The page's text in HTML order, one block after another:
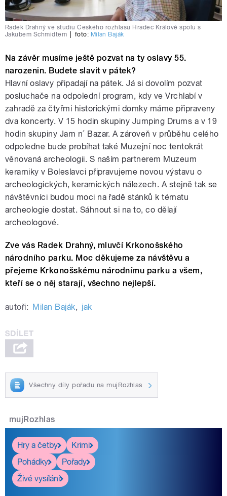
Radek Drahný ve studiu Českého rozhlasu Hradec Králové spolu s
Jakubem Schmidtem
foto: Milan Baják
Na závěr musíme ještě pozvat na ty oslavy 55.
narozenin. Budete slavit v pátek?
Hlavní oslavy připadají na pátek. Já si dovolím pozvat
posluchače na odpolední program, kdy ve Vrchlabí v
zahradě za čtyřmi historickými domky máme připraveny
dva koncerty. V 15 hodin skupiny Jumping Drums a v 19
hodin skupiny Jam n´ Bazar. A zároveň v průběhu celého
odpoledne bude probíhat také Muzejní noc tentokrát
věnovaná archeologii. S naším partnerem Muzeum
keramiky v Boleslavci připravujeme novou výstavu o
archeologických, keramických nálezech. A stejně tak se
návštěvníci budou moci na řadě stánků k tématu
archeologie dostat. Sáhnout si na to, co dělají
archeologové.
Zve vás Radek Drahný, mluvčí Krkonošského
národního parku. Moc děkujeme za návštěvu a
přejeme Krkonošskému národnímu parku a všem,
kteří se o něj starají, všechno nejlepší.
autoři: Milan Baják, jak
Všechny díly pořadu na mujRozhlas
mujRozhlas
Hry a četby
Krimi
Pohádky
Pořady
Živé vysílání